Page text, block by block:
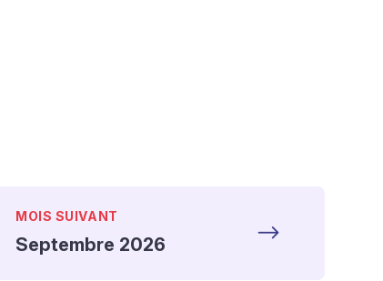
MOIS SUIVANT
Septembre 2026